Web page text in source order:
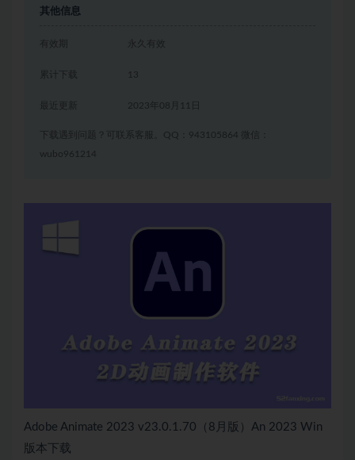
其他信息
有效期 永久有效
累计下载 13
2023年08月11日
下载遇到问题？可联系客服。QQ：943105864 微信：
wubo961214
Adobe Animate 2023 v23.0.1.70（8月版）An 2023 Win
版本下载